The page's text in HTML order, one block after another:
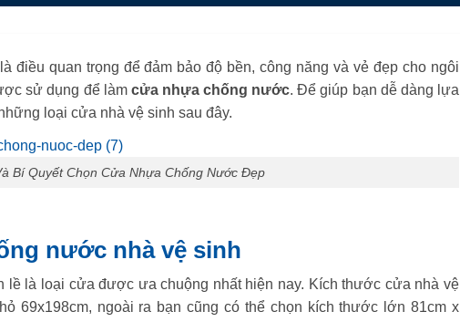
điều quan trọng để đảm bảo độ bền, công năng và vẻ đẹp cho ngôi
sử dụng để làm cửa nhựa chống nước. Để giúp bạn dễ dàng lựa
loại cửa nhà vệ sinh sau đây.
Bí Quyết Chọn Cửa Nhựa Chống Nước Đẹp
nước nhà vệ sinh
lề là loại cửa được ưa chuộng nhất hiện nay. Kích thước cửa nhà vệ
69x198cm, ngoài ra bạn cũng có thể chọn kích thước lớn 81cm x